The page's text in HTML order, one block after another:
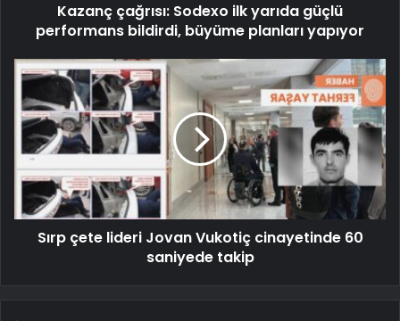
Kazanç çağrısı: Sodexo ilk yarıda güçlü
performans bildirdi, büyüme planları yapıyor
Sırp çete lideri Jovan Vukotiç cinayetinde 60
saniyede takip